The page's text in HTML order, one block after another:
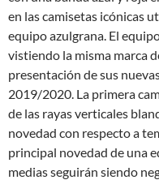
en las camisetas icónicas
equipo azulgrana. El
vistiendo la misma marca
presentación de sus
2019/2020. La primera
de las rayas verticales
novedad con respecto a
principal novedad de una
medias seguirán siendo